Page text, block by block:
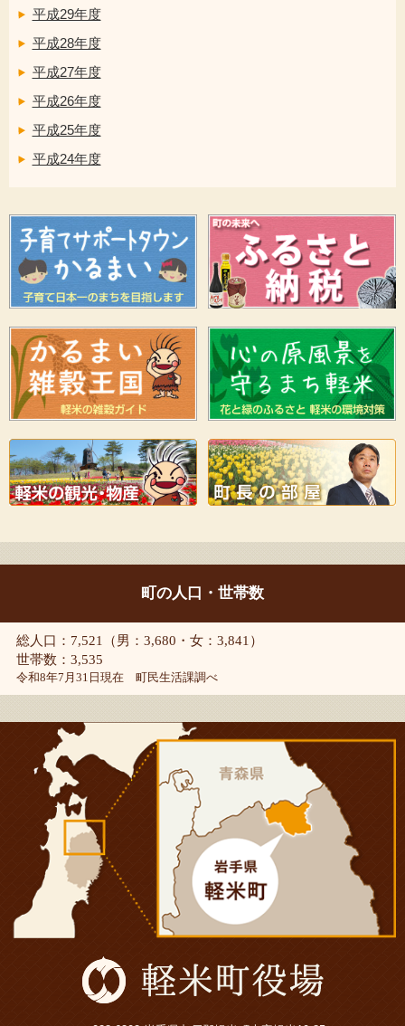
平成29年度
平成28年度
平成27年度
平成26年度
平成25年度
平成24年度
町の人口・世帯数
総人口：7,521（男：3,680・女：3,841）
世帯数：3,535
令和8年7月31日現在 町民生活課調べ